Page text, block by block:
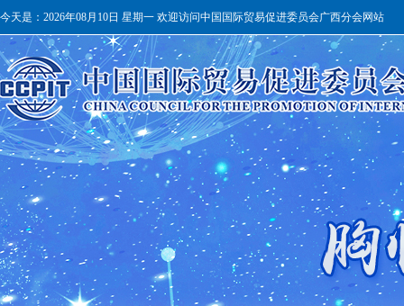
今天是： 2026年08月10日 星期一 欢迎访问中国国际贸易促进委员会广西分会网站